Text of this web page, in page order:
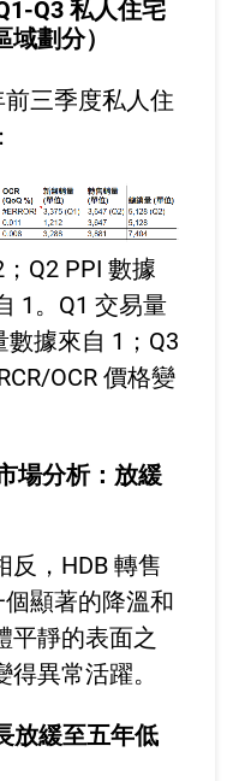
Q3 私人住宅
劃分）
三季度私人住
Q2 PPI 數據
1。Q1 交易量
據來自 1；Q3
OCR 價格變
場分析：放緩
反，HDB 轉售
顯著的降溫和
平靜的表面之
異常活躍。
放緩至五年低